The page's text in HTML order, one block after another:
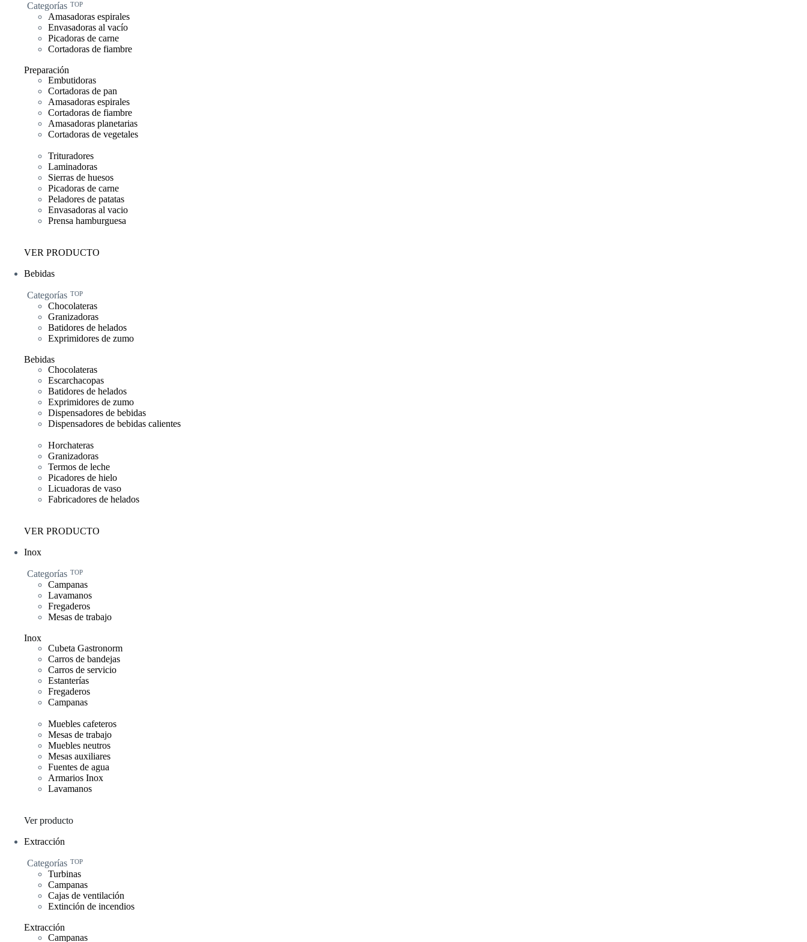
Categorías TOP
Amasadoras espirales
Envasadoras al vacío
Picadoras de carne
Cortadoras de fiambre
Preparación
Embutidoras
Cortadoras de pan
Amasadoras espirales
Cortadoras de fiambre
Amasadoras planetarias
Cortadoras de vegetales
Trituradores
Laminadoras
Sierras de huesos
Picadoras de carne
Peladores de patatas
Envasadoras al vacio
Prensa hamburguesa
VER PRODUCTO
Bebidas
Categorías TOP
Chocolateras
Granizadoras
Batidores de helados
Exprimidores de zumo
Bebidas
Chocolateras
Escarchacopas
Batidores de helados
Exprimidores de zumo
Dispensadores de bebidas
Dispensadores de bebidas calientes
Horchateras
Granizadoras
Termos de leche
Picadores de hielo
Licuadoras de vaso
Fabricadores de helados
VER PRODUCTO
Inox
Categorías TOP
Campanas
Lavamanos
Fregaderos
Mesas de trabajo
Inox
Cubeta Gastronorm
Carros de bandejas
Carros de servicio
Estanterías
Fregaderos
Campanas
Muebles cafeteros
Mesas de trabajo
Muebles neutros
Mesas auxiliares
Fuentes de agua
Armarios Inox
Lavamanos
Ver producto
Extracción
Categorías TOP
Turbinas
Campanas
Cajas de ventilación
Extinción de incendios
Extracción
Campanas